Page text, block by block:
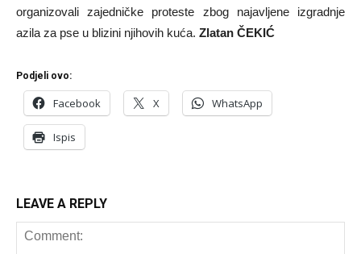
organizovali zajedničke proteste zbog najavljene izgradnje
azila za pse u blizini njihovih kuća. Zlatan ČEKIĆ
Podjeli ovo:
Facebook X WhatsApp
Ispis
LEAVE A REPLY